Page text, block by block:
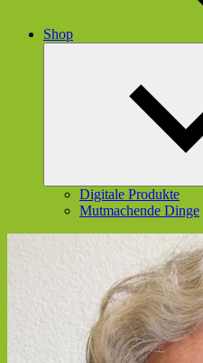
Shop
Digitale Produkte
Mutmachende Dinge